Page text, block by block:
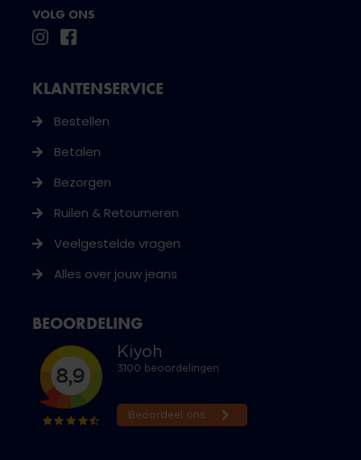
VOLG ONS
KLANTENSERVICE
Bestellen
Betalen
Bezorgen
Ruilen & Retourneren
Veelgestelde vragen
Alles over jouw jeans
BEOORDELING